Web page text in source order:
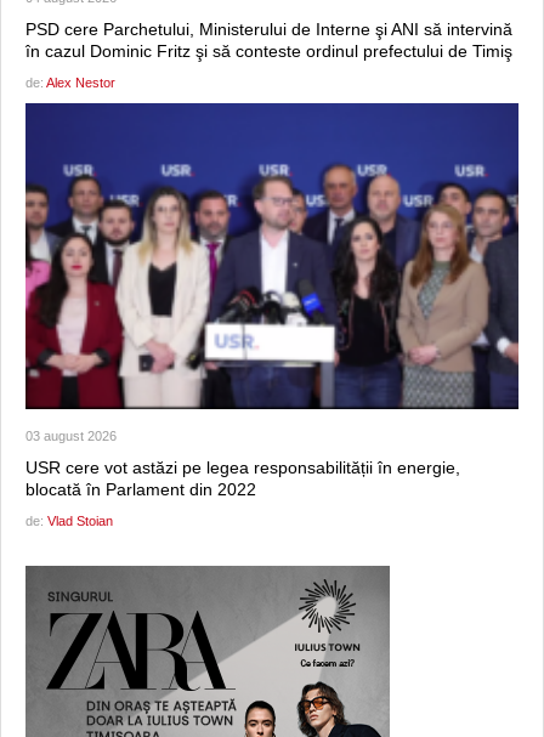
PSD cere Parchetului, Ministerului de Interne şi ANI să intervină
în cazul Dominic Fritz şi să conteste ordinul prefectului de Timiş
de: Alex Nestor
03 august 2026
USR cere vot astăzi pe legea responsabilității în energie,
blocată în Parlament din 2022
de: Vlad Stoian